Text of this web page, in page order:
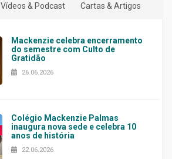
Vídeos & Podcast Cartas & Artigos
Mackenzie celebra encerramento
do semestre com Culto de
Gratidão
26.06.2026
Colégio Mackenzie Palmas
inaugura nova sede e celebra 10
anos de história
22.06.2026